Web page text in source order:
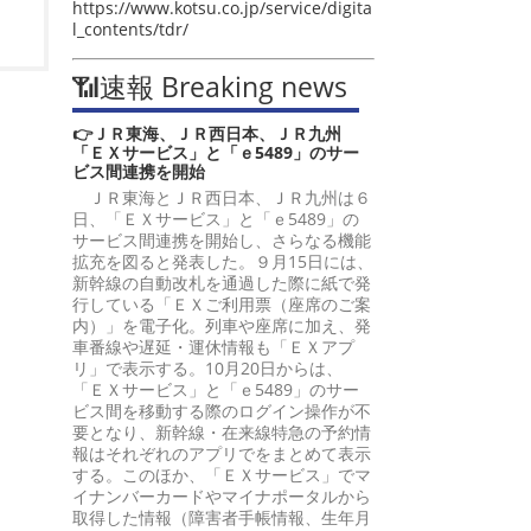
https://www.kotsu.co.jp/service/digita
l_contents/tdr/
📶速報 Breaking news
👉ＪＲ東海、ＪＲ西日本、ＪＲ九州
「ＥＸサービス」と「ｅ5489」のサー
ビス間連携を開始
ＪＲ東海とＪＲ西日本、ＪＲ九州は６
日、「ＥＸサービス」と「ｅ5489」の
サービス間連携を開始し、さらなる機能
拡充を図ると発表した。９月15日には、
新幹線の自動改札を通過した際に紙で発
行している「ＥＸご利用票（座席のご案
内）」を電子化。列車や座席に加え、発
車番線や遅延・運休情報も「ＥＸアプ
リ」で表示する。10月20日からは、
「ＥＸサービス」と「ｅ5489」のサー
ビス間を移動する際のログイン操作が不
要となり、新幹線・在来線特急の予約情
報はそれぞれのアプリでをまとめて表示
する。このほか、「ＥＸサービス」でマ
イナンバーカードやマイナポータルから
取得した情報（障害者手帳情報、生年月